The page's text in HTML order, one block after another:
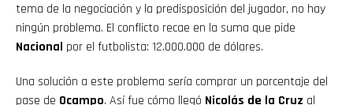
tema de la negociación y la predisposición del jugador, no hay
ningún problema. El conflicto recae en la suma que pide
Nacional por el futbolista: 12.000.000 de dólares.
Una solución a este problema sería comprar un porcentaje del
pase de Ocampo. Así fue cómo llegó Nicolás de la Cruz al